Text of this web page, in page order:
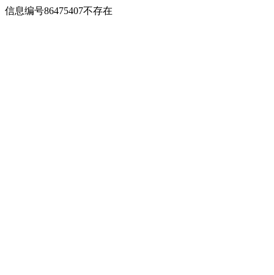
信息编号86475407不存在